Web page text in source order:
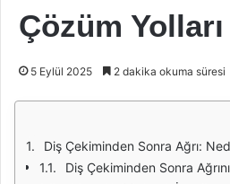
Çözüm Yolları
5 Eylül 2025 2 dakika okuma süresi
Diş Çekiminden Sonra Ağrı:
Diş Çekiminden Sonra